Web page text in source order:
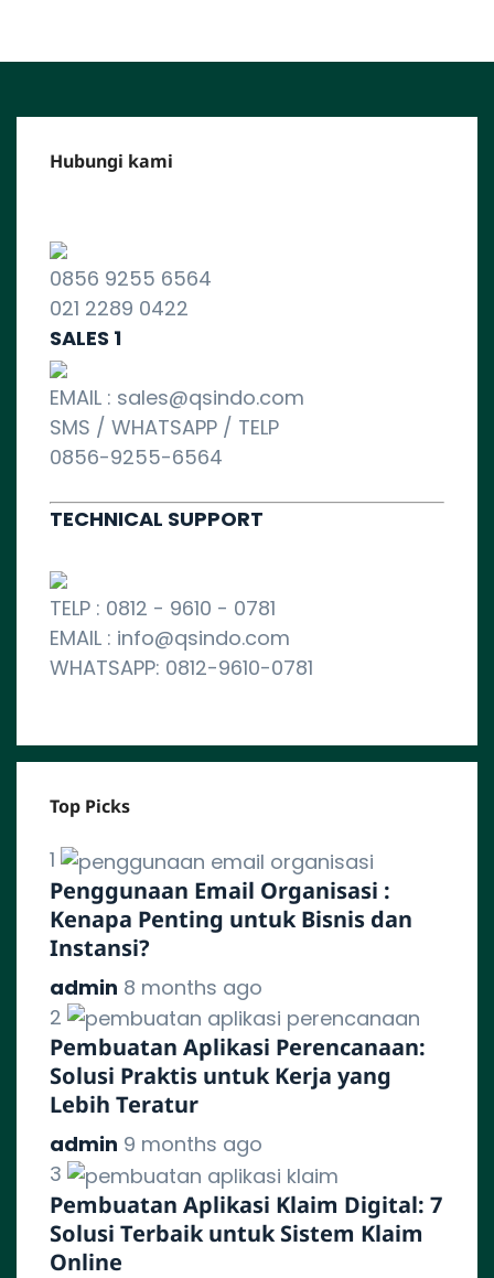
Hubungi kami
0856 9255 6564
021 2289 0422
SALES 1
EMAIL : sales@qsindo.com
SMS / WHATSAPP / TELP
0856-9255-6564
TECHNICAL SUPPORT
TELP : 0812 - 9610 - 0781
EMAIL : info@qsindo.com
WHATSAPP: 0812-9610-0781
Top Picks
1
Penggunaan Email Organisasi :
Kenapa Penting untuk Bisnis dan
Instansi?
admin 8 months ago
2
Pembuatan Aplikasi Perencanaan:
Solusi Praktis untuk Kerja yang
Lebih Teratur
admin 9 months ago
3
Pembuatan Aplikasi Klaim Digital: 7
Solusi Terbaik untuk Sistem Klaim
Online